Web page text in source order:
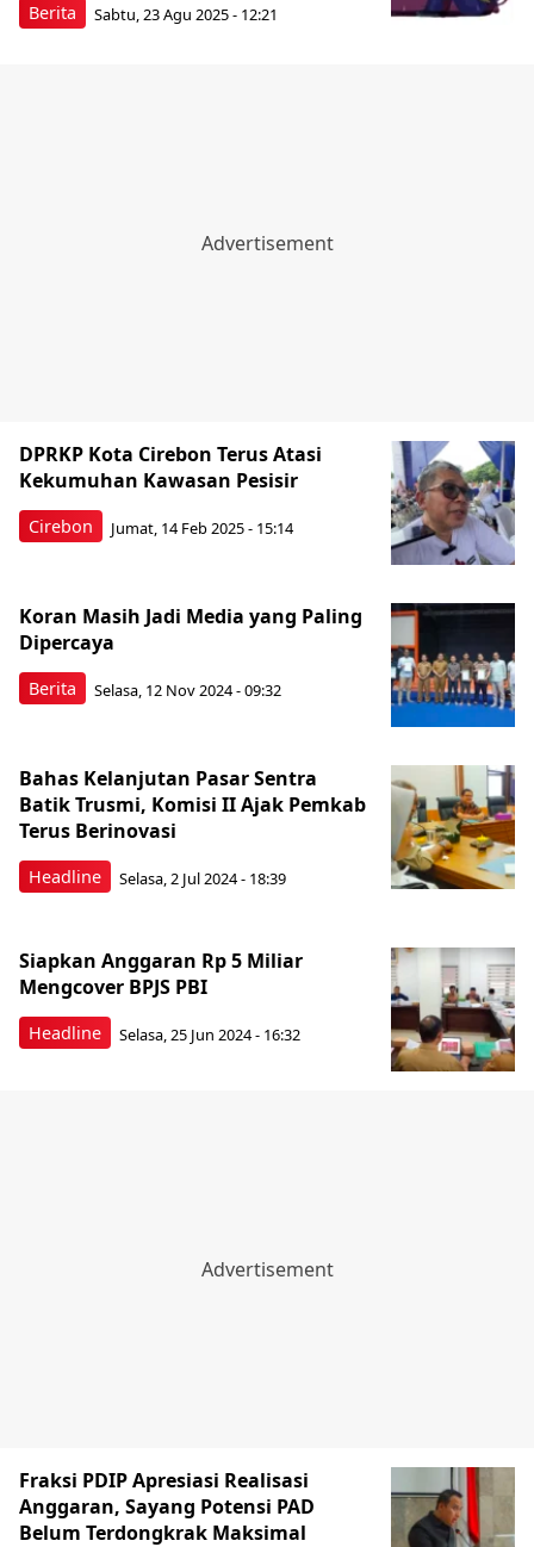
Berita Sabtu, 23 Agu 2025 - 12:21
Cirebon
DPRKP Kota Cirebon Terus Atasi
Kekumuhan Kawasan Pesisir
Jumat, 14 Feb 2025 - 15:14
Berita
Koran Masih Jadi Media yang Paling
Dipercaya
Selasa, 12 Nov 2024 - 09:32
Headline
Bahas Kelanjutan Pasar Sentra
Batik Trusmi, Komisi II Ajak Pemkab
Terus Berinovasi
Selasa, 2 Jul 2024 - 18:39
Headline
Siapkan Anggaran Rp 5 Miliar
Mengcover BPJS PBI
Selasa, 25 Jun 2024 - 16:32
Fraksi PDIP Apresiasi Realisasi
Anggaran, Sayang Potensi PAD
Belum Terdongkrak Maksimal